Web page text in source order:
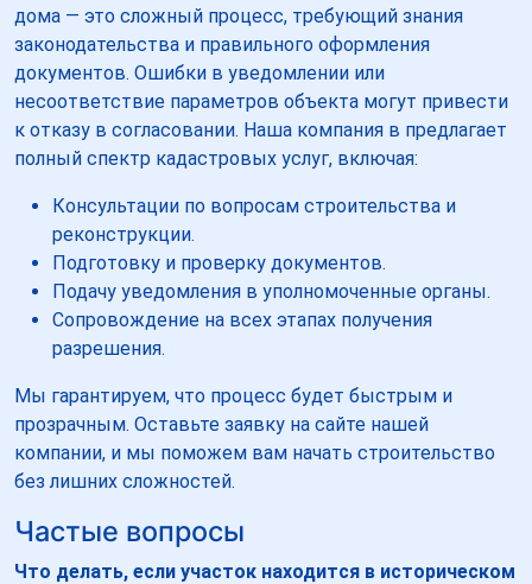
дома — это сложный процесс, требующий знания
законодательства и правильного оформления
документов. Ошибки в уведомлении или
несоответствие параметров объекта могут привести
к отказу в согласовании. Наша компания в предлагает
полный спектр кадастровых услуг, включая:
Консультации по вопросам строительства и
реконструкции.
Подготовку и проверку документов.
Подачу уведомления в уполномоченные органы.
Сопровождение на всех этапах получения
разрешения.
Мы гарантируем, что процесс будет быстрым и
прозрачным. Оставьте заявку на сайте нашей
компании, и мы поможем вам начать строительство
без лишних сложностей.
Частые вопросы
Что делать, если участок находится в историческом